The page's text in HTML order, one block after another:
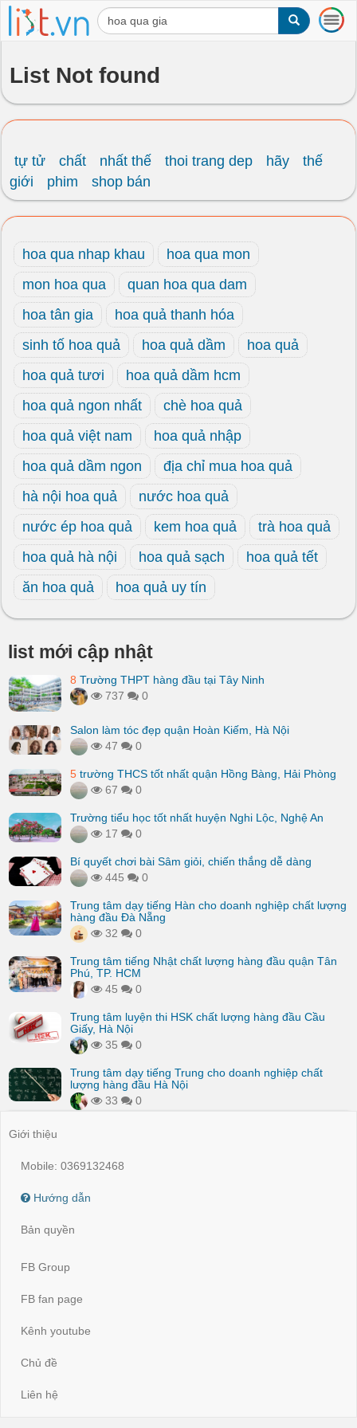
T
o
i
t
List Not found
tự tử chất nhất thế thoi trang dep hãy
thế
giới
phim shop bán
hoa qua nhap khau
hoa qua mon
mon hoa qua
quan hoa qua dam
hoa tân gia
hoa quả thanh hóa
sinh tố hoa quả
hoa quả dầm
hoa quả
hoa quả tươi
hoa quả dầm hcm
hoa quả ngon nhất
chè hoa quả
hoa quả việt nam
hoa quả nhập
hoa quả dầm ngon
địa chỉ mua hoa quả
hà nội hoa quả
nước hoa quả
nước ép hoa quả
kem hoa quả
trà hoa quả
hoa quả hà nội
hoa quả sạch
hoa quả tết
ăn hoa quả
hoa quả uy tín
list mới cập nhật
8 Trường THPT hàng đầu tại Tây Ninh
737
0
Salon làm tóc đẹp quận Hoàn Kiếm, Hà Nội
47
0
5 trường THCS tốt nhất quận Hồng Bàng, Hải Phòng
67
0
Trường tiểu học tốt nhất huyện Nghi Lộc, Nghệ An
17
0
Bí quyết chơi bài Sâm giỏi, chiến thắng dễ dàng
445
0
Trung tâm dạy tiếng Hàn cho doanh nghiệp chất lượng
hàng đầu Đà Nẵng
32
0
Trung tâm tiếng Nhật chất lượng hàng đầu quận Tân
Phú, TP. HCM
45
0
Trung tâm luyện thi HSK chất lượng hàng đầu Cầu
Giấy, Hà Nội
35
0
Trung tâm dạy tiếng Trung cho doanh nghiệp chất
lượng hàng đầu Hà Nội
33
0
Giới thiệu
Mobile: 0369132468
Hướng dẫn
Bản quyền
FB Group
FB fan page
Kênh youtube
Chủ đề
Liên hệ